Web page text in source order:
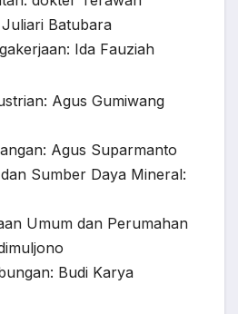
Batubara
Ida Fauziah
Agus Gumiwang
Agus Suparmanto
Sumber Daya Mineral:
Umum dan Perumahan
Budi Karya